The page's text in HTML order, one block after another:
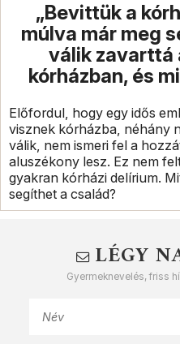
„Bevittük a
múlva már meg
válik zavarttá
kórházban, és
Előfordul, hogy egy idős
visznek kórházba, néhány
válik, nem ismeri fel a
aluszékony lesz. Ez nem
gyakran kórházi delírium.
segíthet a család?
LÉGY
Gyermeknevelés, friss